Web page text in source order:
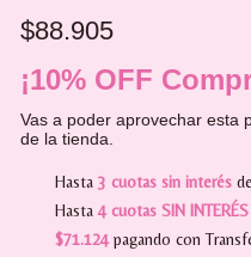
$88.905
¡10% OFF
Vas a poder aprovechar esta
de la tienda.
Hasta 3 cuotas sin interésde
Hasta4 cuotas SIN INTERÉS
$71.124pagando con